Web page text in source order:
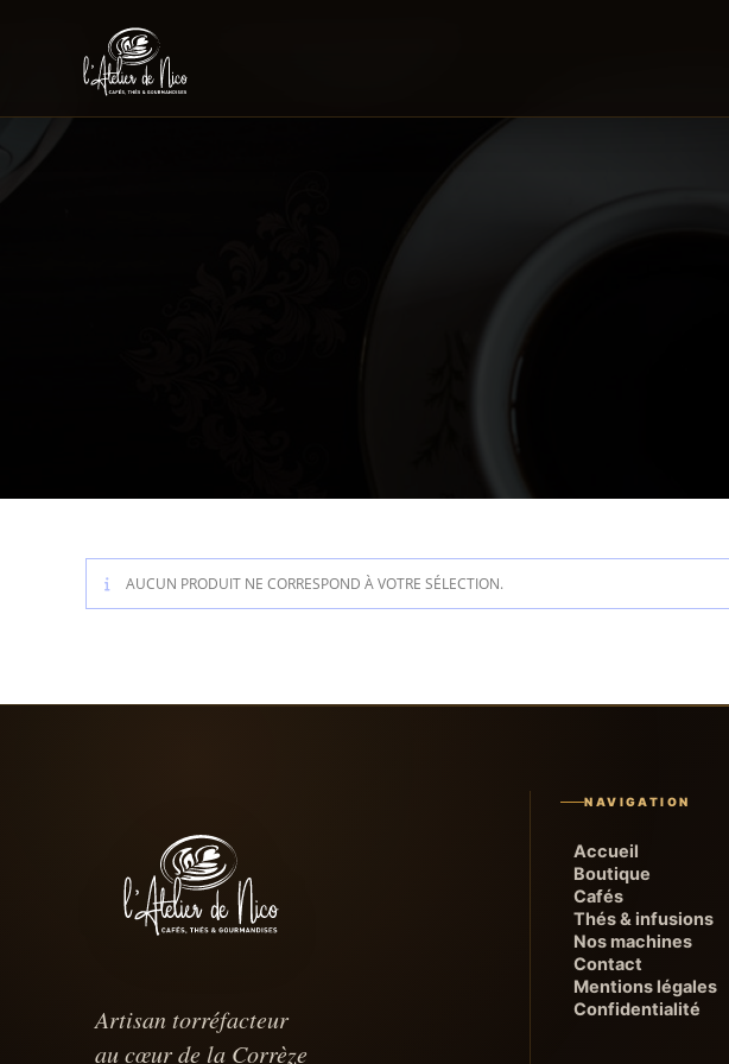
AUCUN PRODUIT NE CORRESPOND À VOTRE SÉLECTION.
Artisan torréfacteur
au cœur de la Corrèze
NAVIGATION
Accueil
Boutique
Cafés
Thés & infusions
Nos machines
Contact
Mentions légales
Confidentialité